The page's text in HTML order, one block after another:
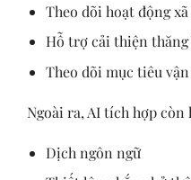
Theo dõi hoạt động
Hỗ trợ cải thiện thăng
Theo dõi mục tiêu
Ngoài ra, AI tích hợp còn
Dịch ngôn ngữ